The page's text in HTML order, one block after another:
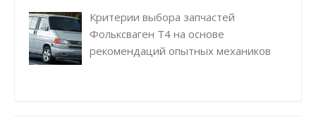
Критерии выбора запчастей
Фольксваген Т4 на основе
рекомендаций опытных механиков